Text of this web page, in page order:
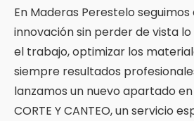
En Maderas Perestelo
innovación sin perder de vista
el trabajo, optimizar los
siempre resultados
lanzamos un nuevo apartado
CORTE Y CANTEO, un servicio